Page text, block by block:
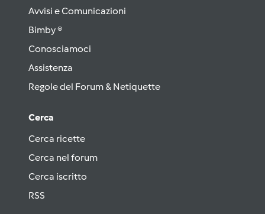
Avvisi e Comunicazioni
Bimby ®
Conosciamoci
Assistenza
Regole del Forum & Netiquette
Cerca
Cerca ricette
Cerca nel forum
Cerca iscritto
RSS